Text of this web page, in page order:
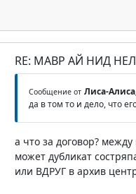
RE: МАВР АЙ НИД
Сообщение от Лиса-
да в том то и дело, что
а что за договор?
может дубликат
или ВДРУГ в архив